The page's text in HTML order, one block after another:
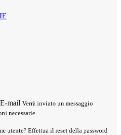
E-mail Verrà inviato un messaggio
necessarie.
utente? Effettua il reset della password